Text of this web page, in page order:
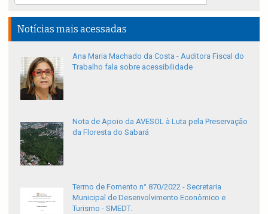
Notícias mais acessadas
Ana Maria Machado da Costa - Auditora Fiscal do
Trabalho fala sobre acessibilidade
Nota de Apoio da AVESOL à Luta pela Preservação
da Floresta do Sabará
Termo de Fomento n° 870/2022 - Secretaria
Municipal de Desenvolvimento Econômico e
Turismo - SMEDT.